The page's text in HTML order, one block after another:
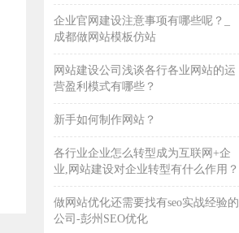
企业官网建设注意事项有哪些呢？_
成都做网站模板仿站
网站建设公司浅谈各行各业网站的运
营盈利模式有哪些？
新手如何制作网站？
各行业企业怎么转型成为互联网+企
业,网站建设对企业转型有什么作用？
做网站优化还需要找有seo实战经验的
公司-彭州SEO优化